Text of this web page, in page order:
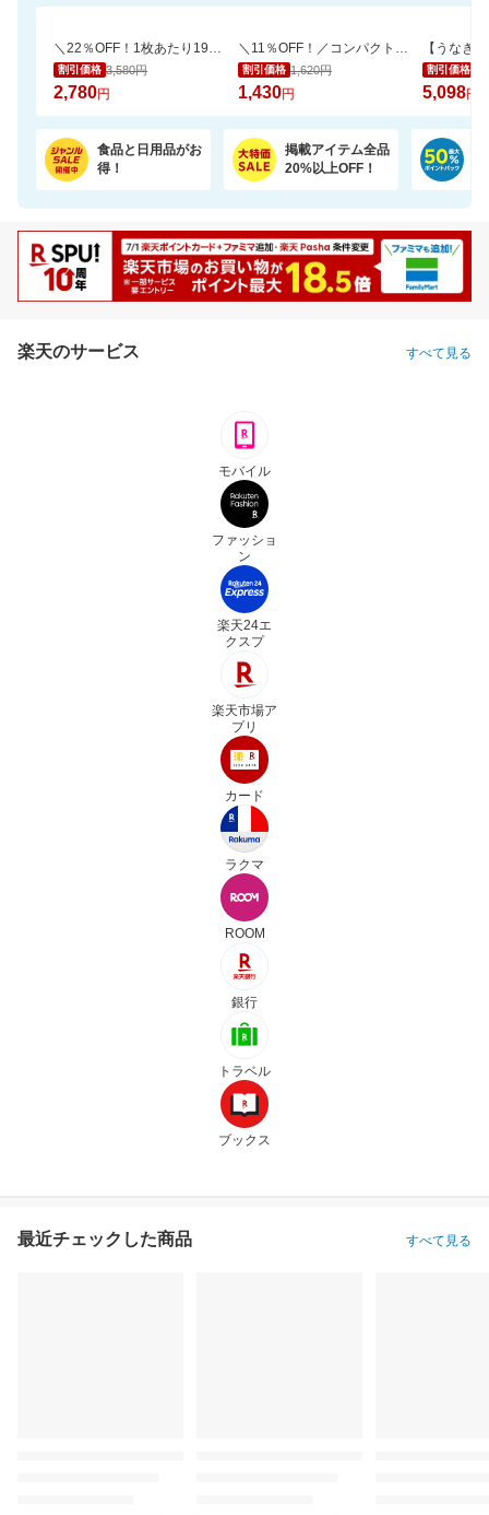
＼22％OFF！1枚あたり19円～／ふわもちタッチ！Genki！パンツ 3個セット
割引価格 3,580円
2,780円
＼11％OFF！／コンパクトな2倍巻き！キッチンペーパー 12ロール
割引価格 1,620円
1,430円
割引価格
5,098円
食品と日用品がお
得！
掲載アイテム全品
20%以上OFF！
楽天のサービス すべて見る
モバイル
ファッショ
ン
楽天24エ
クスプ
楽天市場ア
プリ
カード
ラクマ
ROOM
銀行
トラベル
ブックス
最近チェックした商品 すべて見る